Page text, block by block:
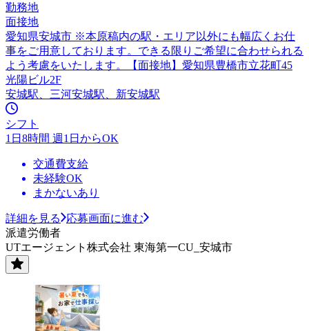
勤務地
面接地
愛知県安城市 ※本原稿内の駅・エリア以外にも幅広くお仕
事をご用意しております。できる限りご希望に合わせられる
よう考慮をいたします。【面接地】愛知県豊橋市立花町45
光陽ビル2F
安城駅、三河安城駅、新安城駅
シフト
1日8時間 週1日からOK
交通費支給
未経験OK
まかないあり
詳細を見る
応募画面に進む
派遣労働者
UTエージェント株式会社 東海第一CU_安城市